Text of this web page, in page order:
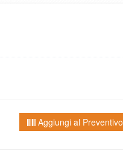
Aggiungi al Preventivo